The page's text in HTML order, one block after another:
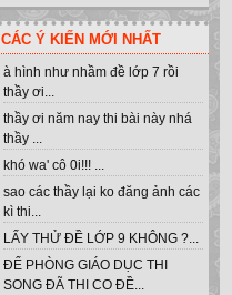
CÁC Ý KIẾN MỚI NHẤT
à hình như nhầm đề lớp 7 rồi
thầy ơi...
thầy ơi năm nay thi bài này nhá
thầy ...
khó wa' cô 0i!!! ...
sao các thầy lại ko đăng ảnh các
kì thi...
LẤY THỬ ĐỀ LỚP 9 KHÔNG ?...
ĐỂ PHÒNG GIÁO DỤC THI
SONG ĐÃ THI CO ĐỀ...